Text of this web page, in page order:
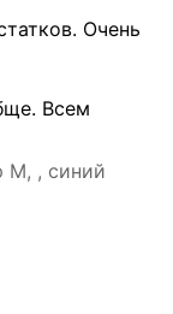
Очень
Всем
M, , синий